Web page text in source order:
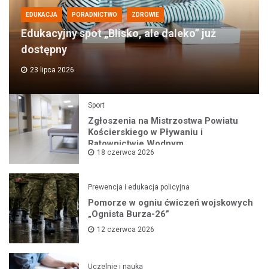
EDUKACJA PORADNICTWO ZDROWIE
Edukacyjny spot „Blisko, ale daleko” już
dostępny
23 lipca 2026
Sport
Zgłoszenia na Mistrzostwa Powiatu
Kościerskiego w Pływaniu i
Ratownictwie Wodnym
18 czerwca 2026
Prewencja i edukacja policyjna
Pomorze w ogniu ćwiczeń wojskowych
„Ognista Burza-26”
12 czerwca 2026
Uczelnie i nauka